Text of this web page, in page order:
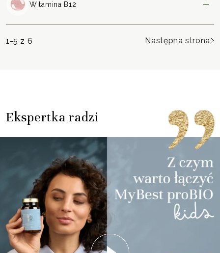
Witamina B12
1-5 z 6 Następna strona
Ekspertka radzi